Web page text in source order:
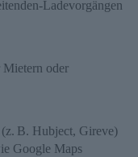
Ladevorgängen
Mietern oder
B. Hubject, Gireve)
Google Maps